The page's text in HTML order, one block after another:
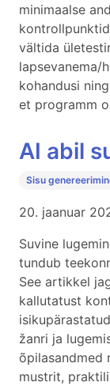
minimaalse
vältida
lapsevanema/
kohandusi
et programm
AI abil
Sisu
20. jaanuar
Suvine
tundub
See artikkel
kallutatust
žanri ja
õpilasandmed
mustrit,